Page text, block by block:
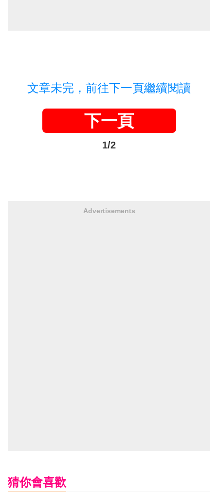
文章未完，前往下一頁繼續閱讀
下一頁
1/2
Advertisements
猜你會喜歡